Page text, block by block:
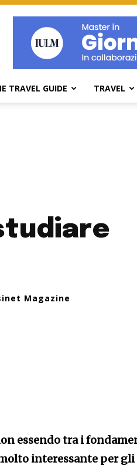
TRAVEL GUIDE TRAVEL
Magazine
essendo tra i
interessante per